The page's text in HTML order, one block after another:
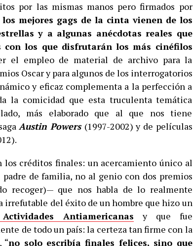
por las mismas manos pero firmados por
los mejores gags de la cinta vienen de los
y a algunas anécdotas reales que
con los que disfrutarán los más cinéfilos
el empleo de material de archivo para la
Oscar y para algunos de los interrogatorios
y eficaz complementa a la perfección a
la comicidad que esta truculenta temática
más elaborado que al que nos tiene
Austin Powers (1997-2002) y de películas
los créditos finales: un acercamiento único al
de familia, no al genio con dos premios
recoger)— que nos habla de lo realmente
irrefutable del éxito de un hombre que hizo un
Antiamericanas y que fue
de todo un país: la certeza tan firme con la
“no solo escribía finales felices, sino que